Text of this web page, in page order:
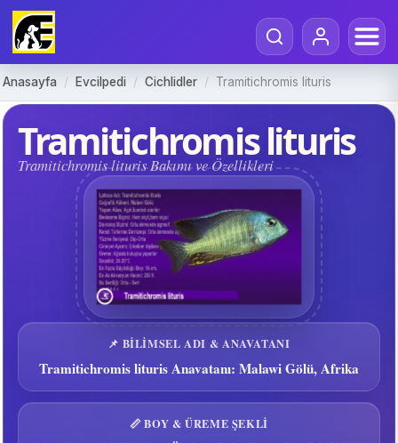
Anasayfa / Evcilpedi / Cichlidler / Tramitichromis lituris
Tramitichromis lituris
Tramitichromis lituris Bakımı ve Özellikleri
📌 BILIMSEL ADI & ANAVATANI
Tramitichromis lituris Anavatanı: Malawi Gölü, Afrika
📏 BOY & ÜREME ŞEKLI